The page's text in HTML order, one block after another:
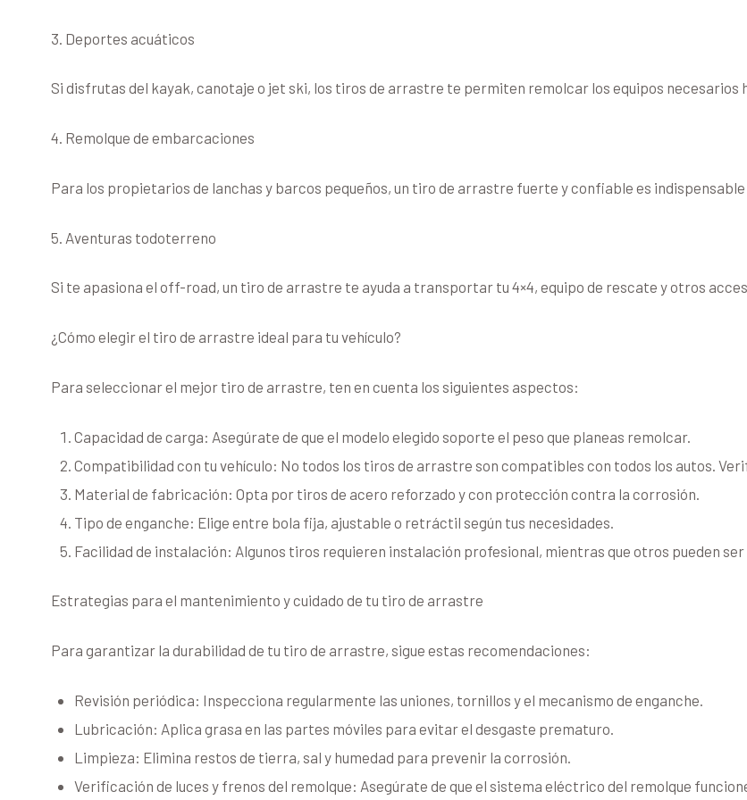
3. Deportes acuáticos
Si disfrutas del kayak, canotaje o jet ski, los tiros de arrastre te permiten remolcar los equipos necesarios
4. Remolque de embarcaciones
Para los propietarios de lanchas y barcos pequeños, un tiro de arrastre fuerte y confiable es
5. Aventuras todoterreno
Si te apasiona el off-road, un tiro de arrastre te ayuda a transportar tu 4×4, equipo de rescate y otros
¿Cómo elegir el tiro de arrastre ideal para tu vehículo?
Para seleccionar el mejor tiro de arrastre, ten en cuenta los siguientes aspectos:
Capacidad de carga: Asegúrate de que el modelo elegido soporte el peso que planeas remolcar.
Compatibilidad con tu vehículo: No todos los tiros de arrastre son compatibles con todos los autos.
Material de fabricación: Opta por tiros de acero reforzado y con protección contra la corrosión.
Tipo de enganche: Elige entre bola fija, ajustable o retráctil según tus necesidades.
Facilidad de instalación: Algunos tiros requieren instalación profesional, mientras que otros pueden
Estrategias para el mantenimiento y cuidado de tu tiro de arrastre
Para garantizar la durabilidad de tu tiro de arrastre, sigue estas recomendaciones:
Revisión periódica: Inspecciona regularmente las uniones, tornillos y el mecanismo de enganche.
Lubricación: Aplica grasa en las partes móviles para evitar el desgaste prematuro.
Limpieza: Elimina restos de tierra, sal y humedad para prevenir la corrosión.
Verificación de luces y frenos del remolque: Asegúrate de que el sistema eléctrico del remolque